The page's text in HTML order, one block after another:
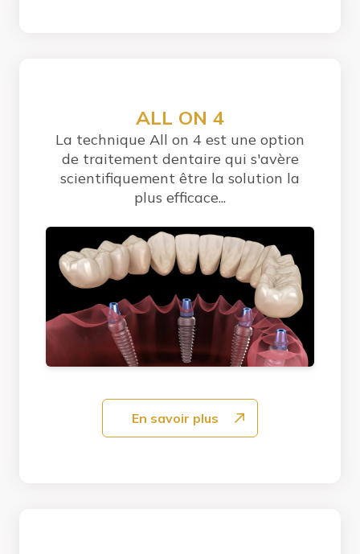
ALL ON 4
La technique All on 4 est une option
de traitement dentaire qui s'avère
scientifiquement être la solution la
plus efficace...
En savoir plus